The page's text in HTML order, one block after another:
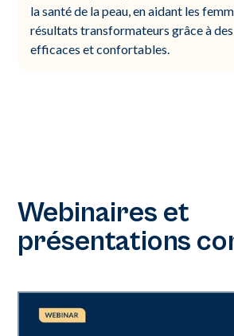
la santé de la peau, en aidant les
résultats transformateurs grâce à des
efficaces et confortables.
Webinaires et
présentations